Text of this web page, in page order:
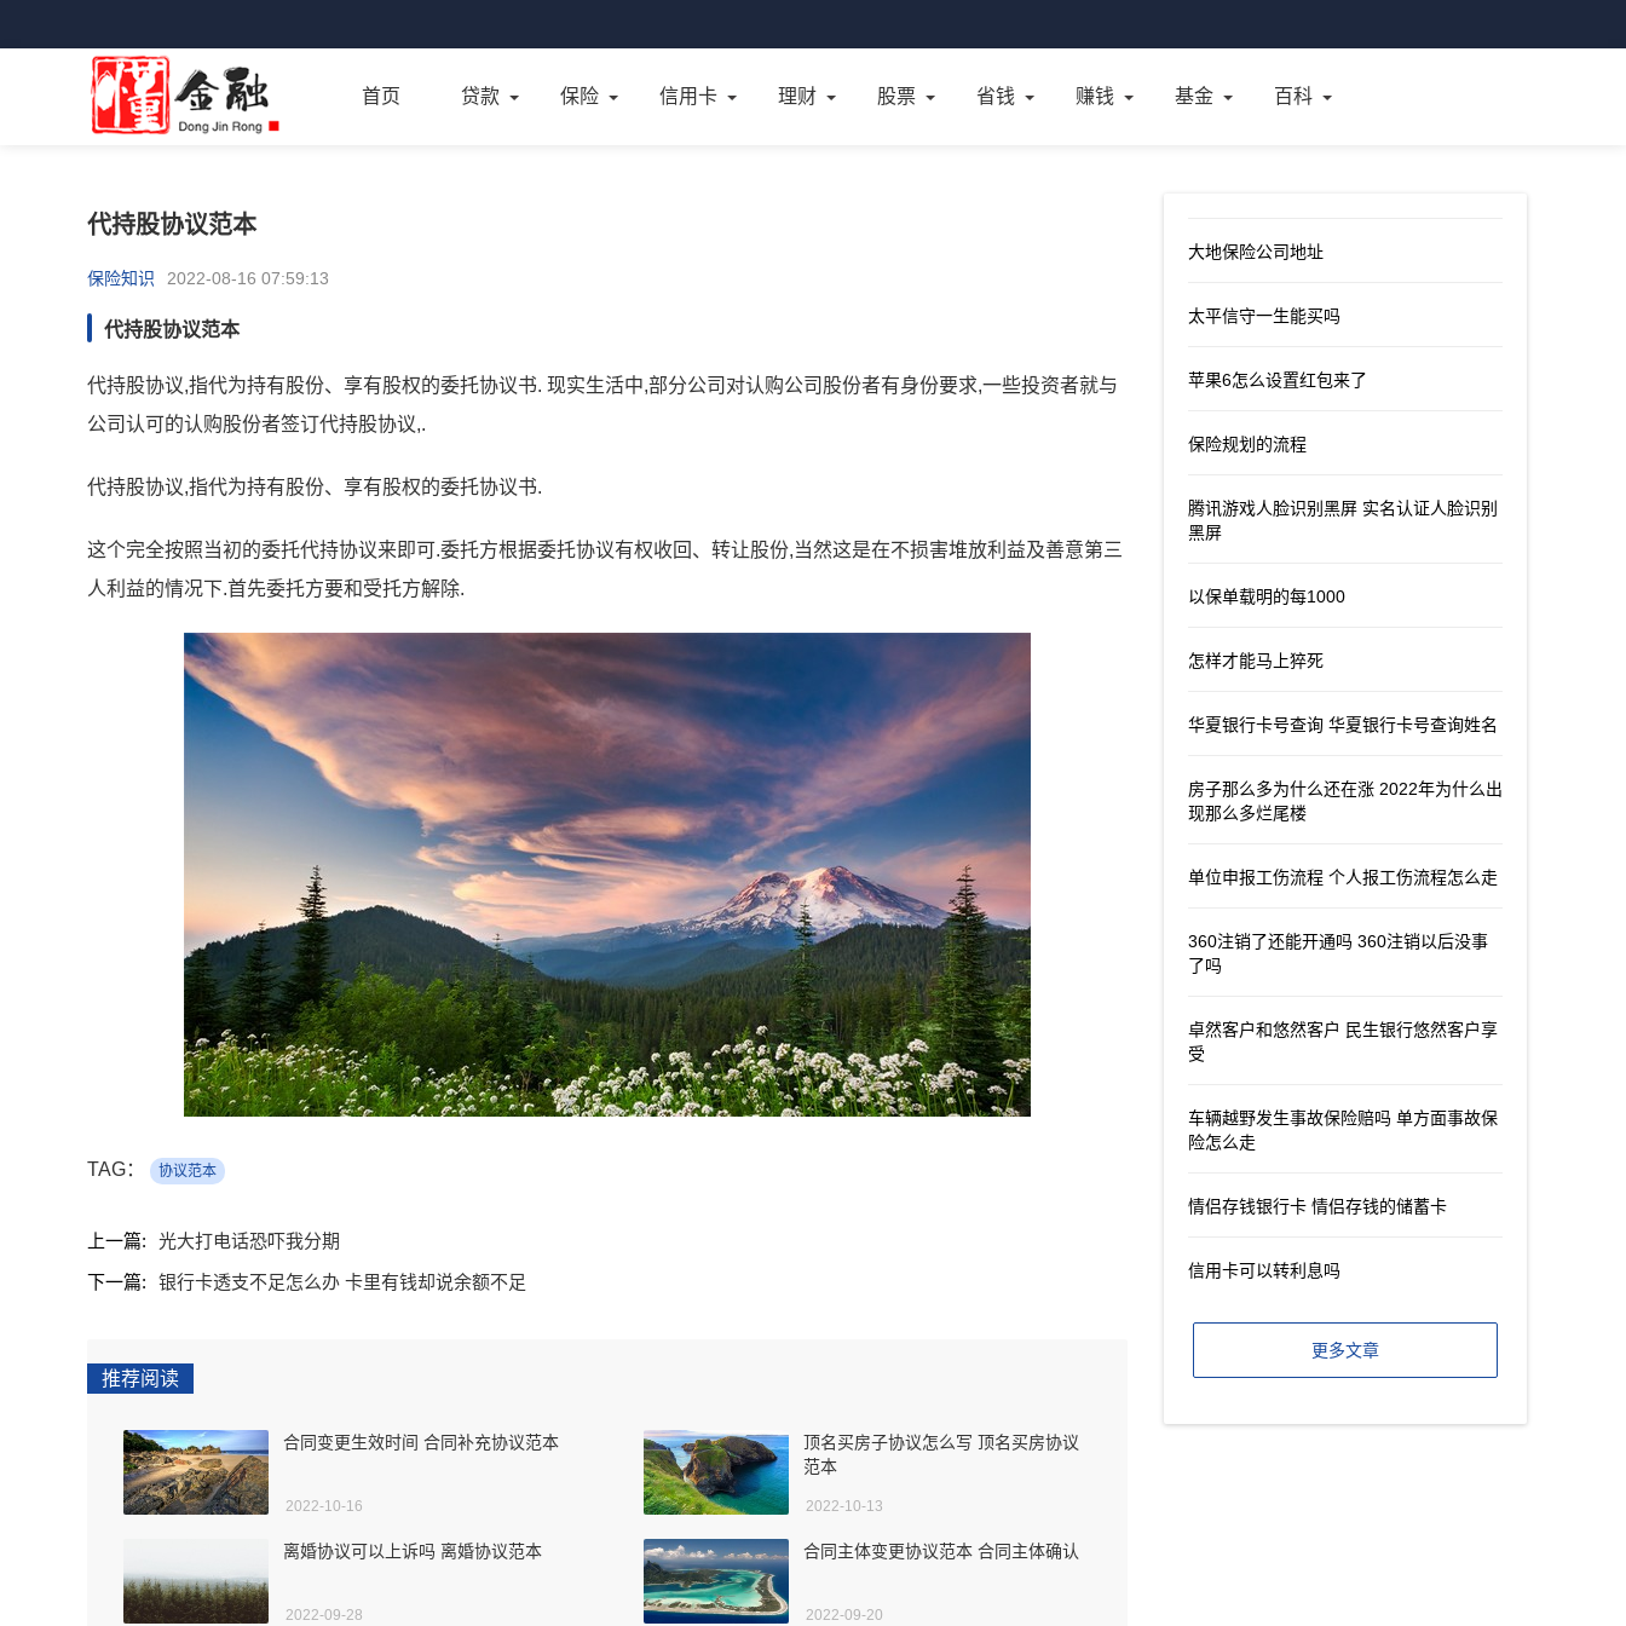
首页 贷款 保险 信用卡 理财 股票 省钱 赚钱 基金 百科
代持股协议范本
保险知识 2022-08-16 07:59:13
代持股协议范本
代持股协议,指代为持有股份、享有股权的委托协议书. 现实生活中,部分公司对认购公司股份者有身份要求,一些投资者就与
公司认可的认购股份者签订代持股协议,.
代持股协议,指代为持有股份、享有股权的委托协议书.
这个完全按照当初的委托代持协议来即可.委托方根据委托协议有权收回、转让股份,当然这是在不损害堆放利益及善意第三
人利益的情况下.首先委托方要和受托方解除.
TAG： 协议范本
上一篇:
光大打电话恐吓我分期
下一篇:
银行卡透支不足怎么办 卡里有钱却说余额不足
推荐阅读
合同变更生效时间 合同补充协议范本
2022-10-16
顶名买房子协议怎么写 顶名买房协议
范本
2022-10-13
离婚协议可以上诉吗 离婚协议范本
2022-09-28
合同主体变更协议范本 合同主体确认
2022-09-20
大地保险公司地址
太平信守一生能买吗
苹果6怎么设置红包来了
保险规划的流程
腾讯游戏人脸识别黑屏 实名认证人脸识别
黑屏
以保单载明的每1000
怎样才能马上猝死
华夏银行卡号查询 华夏银行卡号查询姓名
房子那么多为什么还在涨 2022年为什么出
现那么多烂尾楼
单位申报工伤流程 个人报工伤流程怎么走
360注销了还能开通吗 360注销以后没事
了吗
卓然客户和悠然客户 民生银行悠然客户享
受
车辆越野发生事故保险赔吗 单方面事故保
险怎么走
情侣存钱银行卡 情侣存钱的储蓄卡
信用卡可以转利息吗
更多文章